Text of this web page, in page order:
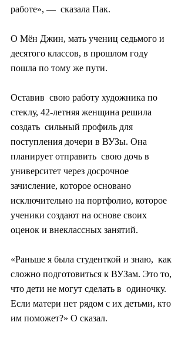
работе», —  сказала Пак.
О Мён Джин, мать учениц седьмого и
десятого классов, в прошлом году
пошла по тому же пути.
Оставив  свою работу художника по
стеклу, 42-летняя женщина решила
создать  сильный профиль для
поступления дочери в ВУЗы. Она
планирует отправить  свою дочь в
университет через досрочное
зачисление, которое основано
исключительно на портфолио, которое
ученики создают на основе своих
оценок и внеклассных занятий.
«Раньше я была студенткой и знаю,  как
сложно подготовиться к ВУЗам. Это то,
что дети не могут сделать в  одиночку.
Если матери нет рядом с их детьми, кто
им поможет?» О сказал.